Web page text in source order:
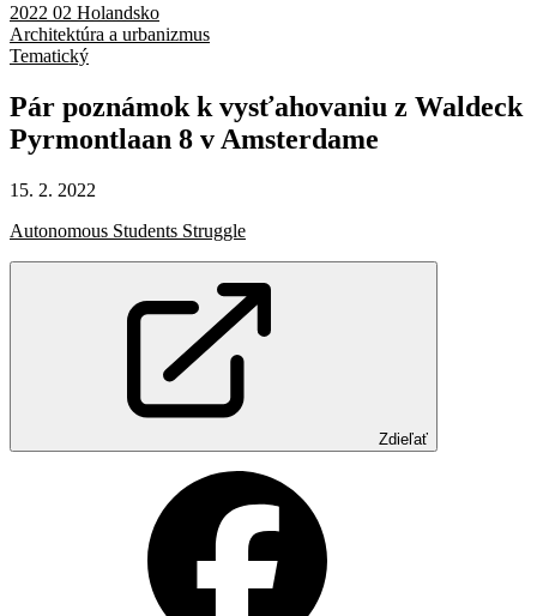
2022 02 Holandsko
Architektúra a urbanizmus
Tematický
Pár poznámok k vysťahovaniu z Waldeck
Pyrmontlaan 8 v Amsterdame
15. 2. 2022
Autonomous Students Struggle
Zdieľať